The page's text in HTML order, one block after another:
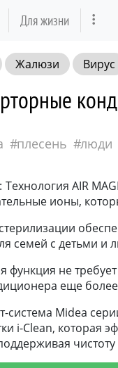
Для жизни
Жалюзи Вирус
плесень люди
: Технология AIR
ионы,
семей с детьми и
функция не
еще
система Midea
i-Clean, которая
чистоту